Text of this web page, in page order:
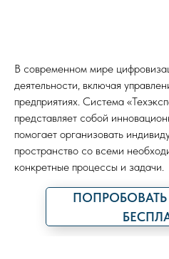
В современном мире
деятельности, включая
предприятиях. Система
представляет собой
помогает организовать
пространство со всеми
конкретные процессы и задачи.
ПОПРОБОВАТЬ